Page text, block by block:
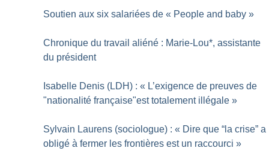
Soutien aux six salariées de « People and baby »
Chronique du travail aliéné : Marie-Lou*, assistante
du président
Isabelle Denis (LDH) : « L’exigence de preuves de
"nationalité française"est totalement illégale »
Sylvain Laurens (sociologue) : « Dire que “la crise” a
obligé à fermer les frontières est un raccourci »